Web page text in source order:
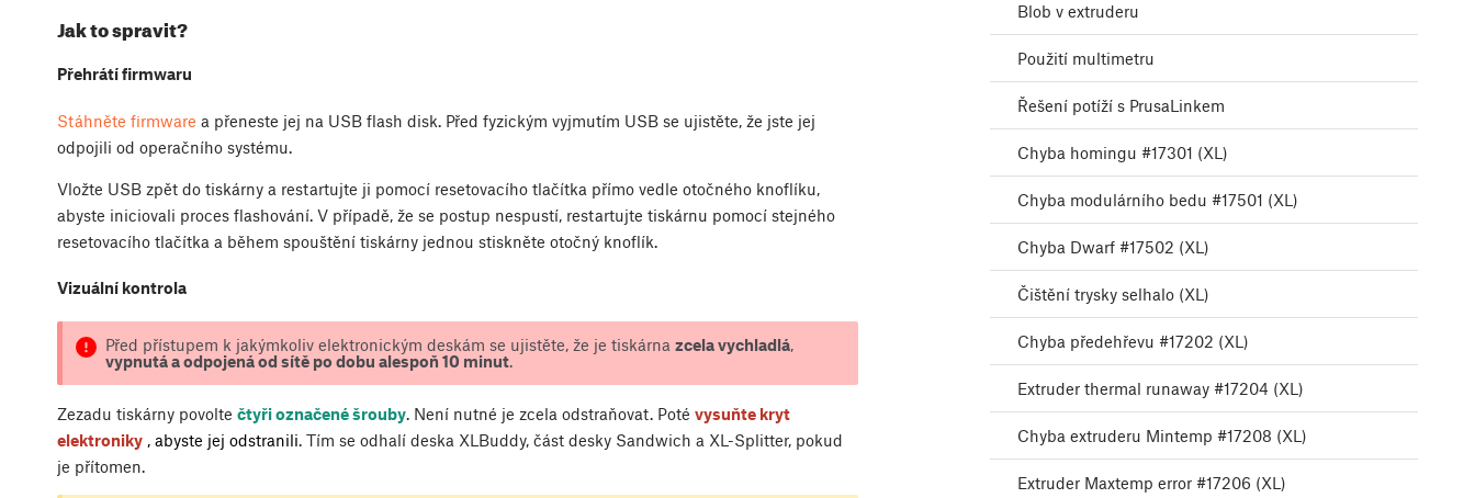
Jak to spravit?
Přehrátí firmwaru
Stáhněte firmware a přeneste jej na USB flash disk. Před fyzickým vyjmutím USB se ujistěte, že jste jej
odpojili od operačního systému.
Vložte USB zpět do tiskárny a restartujte ji pomocí resetovacího tlačítka přímo vedle otočného knoflíku,
abyste iniciovali proces flashování. V případě, že se postup nespustí, restartujte tiskárnu pomocí stejného
resetovacího tlačítka a během spouštění tiskárny jednou stiskněte otočný knoflík.
Vizuální kontrola
Před přístupem k jakýmkoliv elektronickým deskám se ujistěte, že je tiskárna zcela vychladlá,
vypnutá a odpojená od sítě po dobu alespoň 10 minut.
Zezadu tiskárny povolte čtyři označené šrouby. Není nutné je zcela odstraňovat. Poté vysuňte kryt
elektroniky , abyste jej odstranili. Tím se odhalí deska XLBuddy, část desky Sandwich a XL-Splitter, pokud
je přítomen.
Blob v extruderu
Použití multimetru
Řešení potíží s PrusaLinkem
Chyba homingu #17301 (XL)
Chyba modulárního bedu #17501 (XL)
Chyba Dwarf #17502 (XL)
Čištění trysky selhalo (XL)
Chyba předehřevu #17202 (XL)
Extruder thermal runaway #17204 (XL)
Chyba extruderu Mintemp #17208 (XL)
Extruder Maxtemp error #17206 (XL)